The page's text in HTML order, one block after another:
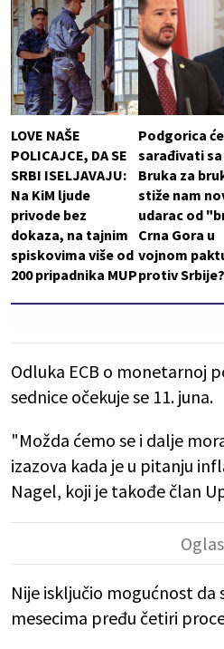
LOVE NAŠE
POLICAJCE, DA SE
SRBI ISELJAVAJU:
Na KiM ljude
privode bez
dokaza, na tajnim
spiskovima više od
200 pripadnika MUP
Podgorica će
sarađivati sa
Bruka za
stiže nam
udarac od
Crna Gora u
vojnom
protiv
Odluka ECB o monetarnoj
sednice očekuje se 11. juna.
"Možda ćemo se i dalje
izazova kada je u pitanju
Nagel, koji je takođe član
Nije isključio mogućnost
mesecima pređu četiri